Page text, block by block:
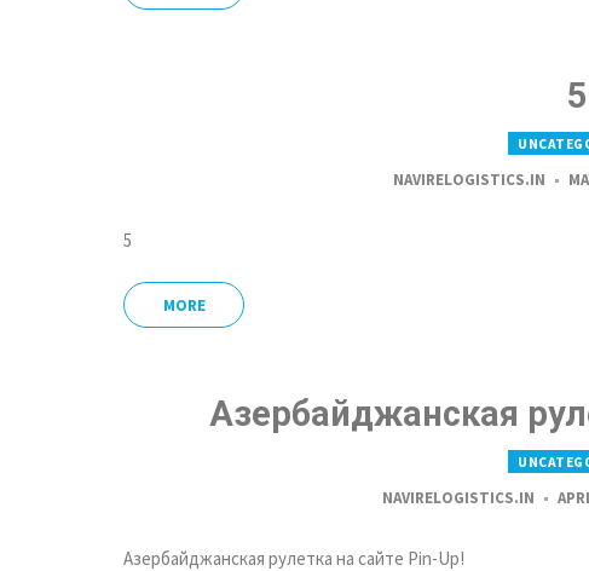
5
NAVIRELOGISTICS.IN
5
MORE
Азербайджанская
NAVIRELOGISTICS.IN
Азербайджанская рулетка на сайте Pin-Up!